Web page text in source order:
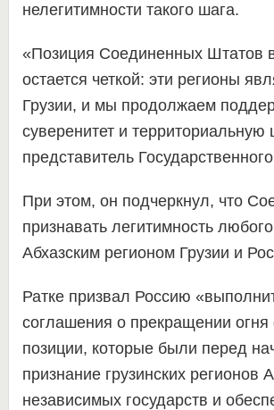
нелегитимности такого шага.
«Позиция Соединенных Штатов
остается четкой: эти регионы
Грузии, и мы продолжаем
суверенитет и
представитель
При этом, он подчеркнул, что
признавать легитимность
Абхазским регионом Грузии и
Ратке призвал Россию
соглашения о прекращении огня
позиции, которые были перед
признание грузинских
независимых государств и